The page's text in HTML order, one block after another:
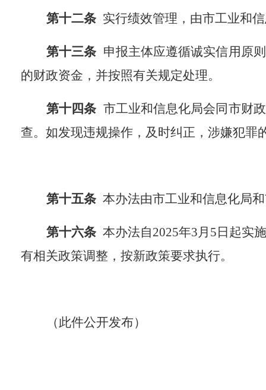
第十二条 实行绩效管理，由市工业和
第十三条 申报主体应遵循诚实信用原
的财政资金，并按照有关规定处理。
第十 四条 市工业和信息化局会同市财
查。如发现违规操作，及时纠正，涉嫌犯罪
第十五条 本办法由市工业和信息化局
第十六条 本办法自2025年3月 5 日起实
有相关政策调整，按新政策要求执行。
（此件公开发布）